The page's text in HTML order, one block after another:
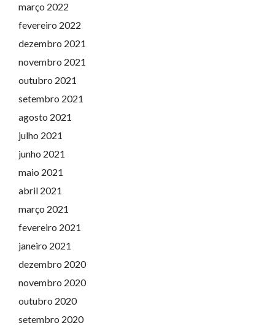
março 2022
fevereiro 2022
dezembro 2021
novembro 2021
outubro 2021
setembro 2021
agosto 2021
julho 2021
junho 2021
maio 2021
abril 2021
março 2021
fevereiro 2021
janeiro 2021
dezembro 2020
novembro 2020
outubro 2020
setembro 2020